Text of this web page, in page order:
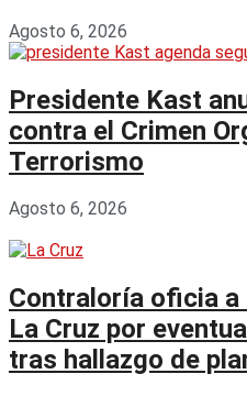
Agosto 6, 2026
Presidente Kast
contra el Crimen
Terrorismo
Agosto 6, 2026
Contraloría oficia
La Cruz por
tras hallazgo de